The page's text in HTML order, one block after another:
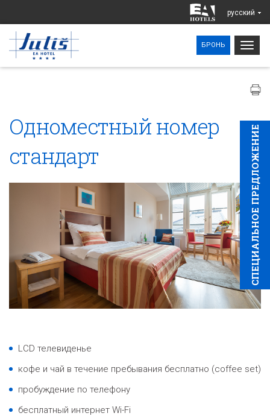
pусский
БРОНЬ
CПЕЦИAЛЬНОЕ ПРЕДЛОЖЕНИЕ
Одноместный номер
стандарт
LCD телевиденье
кофе и чай в течение пребывания бесплатно (coffee set)
пробуждение по телефону
бесплатный интернет Wi-Fi